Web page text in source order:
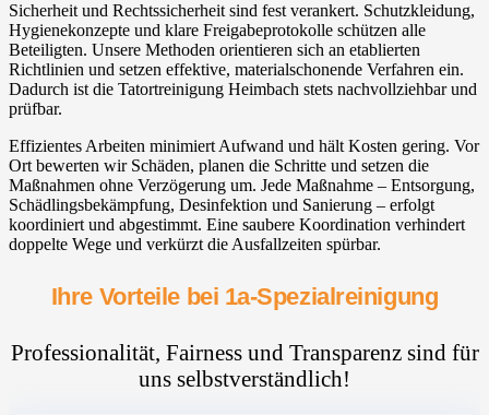
Sicherheit und Rechtssicherheit sind fest verankert. Schutzkleidung,
Hygienekonzepte und klare Freigabeprotokolle schützen alle
Beteiligten. Unsere Methoden orientieren sich an etablierten
Richtlinien und setzen effektive, materialschonende Verfahren ein.
Dadurch ist die Tatortreinigung Heimbach stets nachvollziehbar und
prüfbar.
Effizientes Arbeiten minimiert Aufwand und hält Kosten gering. Vor
Ort bewerten wir Schäden, planen die Schritte und setzen die
Maßnahmen ohne Verzögerung um. Jede Maßnahme – Entsorgung,
Schädlingsbekämpfung, Desinfektion und Sanierung – erfolgt
koordiniert und abgestimmt. Eine saubere Koordination verhindert
doppelte Wege und verkürzt die Ausfallzeiten spürbar.
Ihre Vorteile bei 1a-Spezialreinigung
Professionalität, Fairness und Transparenz sind für
uns selbstverständlich!